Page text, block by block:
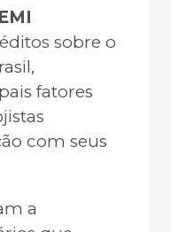
sobre o
fatores
com seus
a